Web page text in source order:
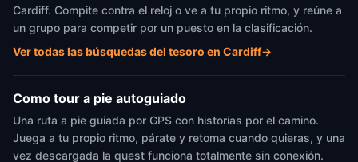
Cardiff. Compite contra el reloj o ve a tu propio ritmo, y reúne a
un grupo para competir por un puesto en la clasificación.
Ver todas las búsquedas del tesoro en Cardiff→
Como tour a pie autoguiado
Una ruta a pie guiada por GPS con historias por el camino.
Juega a tu propio ritmo, párate y retoma cuando quieras, y una
vez descargada la quest funciona totalmente sin conexión.